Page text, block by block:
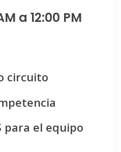
a 12:00 PM
circuito
para el equipo